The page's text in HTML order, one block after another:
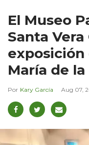
El Museo
Santa
María de la
Kary García Aug 07,